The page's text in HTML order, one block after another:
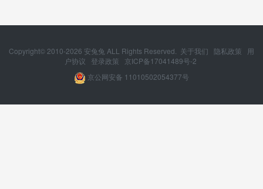
Copyright© 2010-2026 安兔兔 ALL Rights Reserved. 关于我们 隐私政策
用
户协议
登录政策
京ICP备17041489号-2
京公网安备 11010502054377号